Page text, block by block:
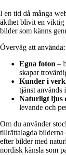
I en tid då många
äkthet blivit en viktig
bilder som känns
Överväg att använda:
Egna foton –
skapar
Kunder i
tjänst används
Naturligt ljus
levande och
Om du använder
tillrättalagda
efter bilder med
nordisk känsla som